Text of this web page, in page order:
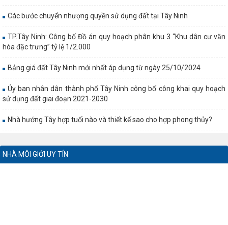
Các bước chuyển nhượng quyền sử dụng đất tại Tây Ninh
TP.Tây Ninh: Công bố Đồ án quy hoạch phân khu 3 “Khu dân cư văn
hóa đặc trưng” tỷ lệ 1/2.000
Bảng giá đất Tây Ninh mới nhất áp dụng từ ngày 25/10/2024
Ủy ban nhân dân thành phố Tây Ninh công bố công khai quy hoạch
sử dụng đất giai đoạn 2021-2030
Nhà hướng Tây hợp tuổi nào và thiết kế sao cho hợp phong thủy?
NHÀ MÔI GIỚI UY TÍN